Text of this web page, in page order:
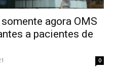
agora OMS
a pacientes de
0